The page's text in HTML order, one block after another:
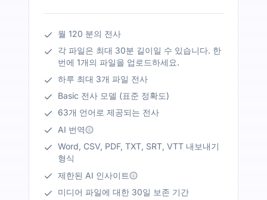
월 120 분의 전사
각 파일은 최대 30분 길이일 수 있습니다. 한
번에 1개의 파일을 업로드하세요.
하루 최대 3개 파일 전사
Basic 전사 모델 (표준 정확도)
63개 언어로 제공되는 전사
AI 번역
Word, CSV, PDF, TXT, SRT, VTT 내보내기
형식
제한된 AI 인사이트
미디어 파일에 대한 30일 보존 기간